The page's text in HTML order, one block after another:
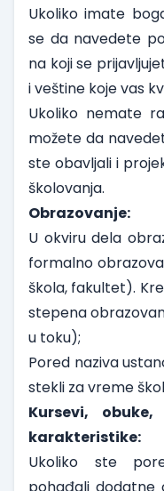
Ukoliko imate
se da navedete
na koji se
i veštine koje vas
Ukoliko nemate
možete da
ste obavljali i
školovanja.
Obrazovanje:
U okviru dela
formalno
škola, fakultet).
stepena
u toku);
Pored naziva
stekli za vreme
Kursevi,
karakteristike:
Ukoliko ste